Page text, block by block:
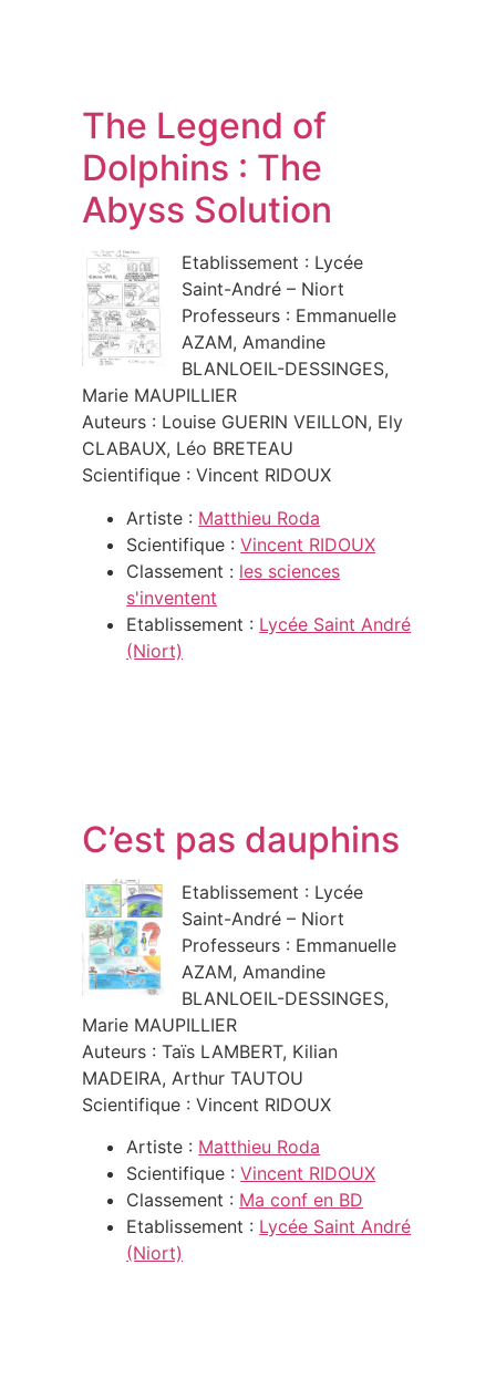
The Legend of
Dolphins : The
Abyss Solution
Etablissement : Lycée
Saint-André – Niort
Professeurs : Emmanuelle
AZAM, Amandine
BLANLOEIL-DESSINGES,
Marie MAUPILLIER
Auteurs : Louise GUERIN VEILLON, Ely
CLABAUX, Léo BRETEAU
Scientifique : Vincent RIDOUX
Artiste : Matthieu Roda
Scientifique :Vincent RIDOUX
Classement : les sciences
s'inventent
Etablissement : Lycée Saint André
(Niort)
C’est pas dauphins
Etablissement : Lycée
Saint-André – Niort
Professeurs : Emmanuelle
AZAM, Amandine
BLANLOEIL-DESSINGES,
Marie MAUPILLIER
Auteurs : Taïs LAMBERT, Kilian
MADEIRA, Arthur TAUTOU
Scientifique : Vincent RIDOUX
Artiste : Matthieu Roda
Scientifique :Vincent RIDOUX
Classement : Ma conf en BD
Etablissement : Lycée Saint André
(Niort)